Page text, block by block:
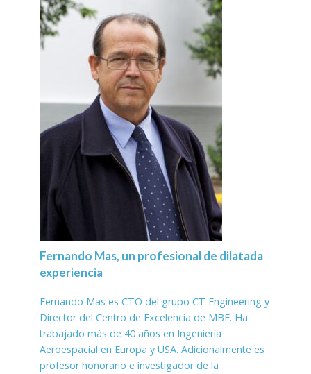
Fernando Mas, un profesional de dilatada
experiencia
Fernando Mas es CTO del grupo CT Engineering y
Director del Centro de Excelencia de MBE. Ha
trabajado más de 40 años en Ingeniería
Aeroespacial en Europa y USA. Adicionalmente es
profesor honorario e investigador de la